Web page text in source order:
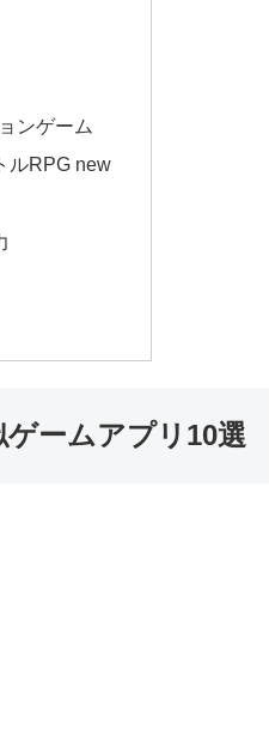
ンゲーム
ルRPG new
ゲームアプリ10選